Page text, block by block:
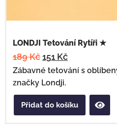
LONDJI Tetování Rytíři ★
189Kč151 Kč
Zábavné tetování s
značky Londji.
Přidat do košíku